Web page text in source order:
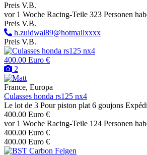
Preis V.B.
vor 1 Woche Racing-Teile 323 Personen
Preis V.B.
h.zuidwal89@hotmailxxxx
Preis V.B.
400.00 Euro €
2
France, Europa
Culasses honda rs125 nx4
Le lot de 3 Pour piston plat 6 goujons
400.00 Euro €
vor 1 Woche Racing-Teile 124 Personen
400.00 Euro €
400.00 Euro €